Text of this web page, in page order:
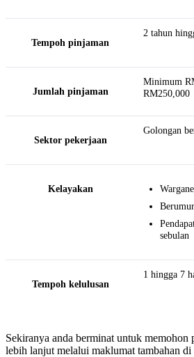
Tempoh pinjaman
2 tahun
Jumlah pinjaman
Minimum
RM250,000
Sektor pekerjaan
Golongan
Kelayakan
sebulan
Tempoh kelulusan
1 hingga 7
Sekiranya anda berminat untuk
lebih lanjut melalui maklumat tambahan di